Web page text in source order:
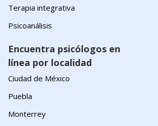
Terapia integrativa
Psicoanálisis
Encuentra psicólogos en
línea por localidad
Ciudad de México
Puebla
Monterrey